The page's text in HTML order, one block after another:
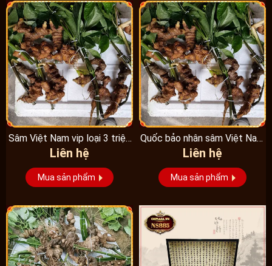
Sâm Việt Nam vip loại 3 triệu
1 kg, hàng...
Liên hệ
Mua sản phẩm
Quốc bảo nhân sâm Việt Nam
Vip 3, 15 năm...
Liên hệ
Mua sản phẩm